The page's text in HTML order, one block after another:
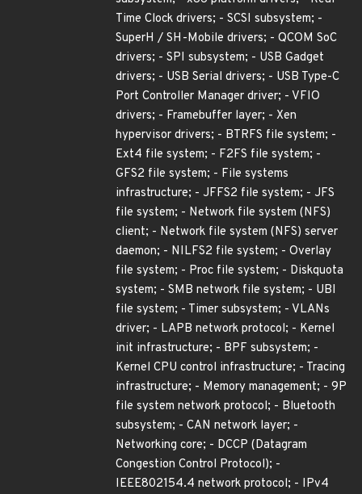
Time Clock drivers; - SCSI subsystem; -
SuperH / SH-Mobile drivers; - QCOM SoC
drivers; - SPI subsystem; - USB Gadget
drivers; - USB Serial drivers; - USB Type-C
Port Controller Manager driver; - VFIO
drivers; - Framebuffer layer; - Xen
hypervisor drivers; - BTRFS file system; -
Ext4 file system; - F2FS file system; -
GFS2 file system; - File systems
infrastructure; - JFFS2 file system; - JFS
file system; - Network file system (NFS)
client; - Network file system (NFS) server
daemon; - NILFS2 file system; - Overlay
file system; - Proc file system; - Diskquota
system; - SMB network file system; - UBI
file system; - Timer subsystem; - VLANs
driver; - LAPB network protocol; - Kernel
init infrastructure; - BPF subsystem; -
Kernel CPU control infrastructure; - Tracing
infrastructure; - Memory management; - 9P
file system network protocol; - Bluetooth
subsystem; - CAN network layer; -
Networking core; - DCCP (Datagram
Congestion Control Protocol); -
IEEE802154.4 network protocol; - IPv4